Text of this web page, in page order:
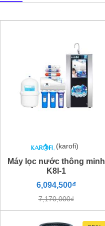
(karofi)
Máy lọc nước thông minh
K8I-1
6,094,500₫
7,170,000₫